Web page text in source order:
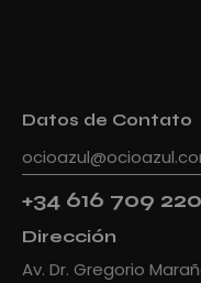
Datos de Contato
+34 616 709 220
Dirección
Av. Dr. Gregorio